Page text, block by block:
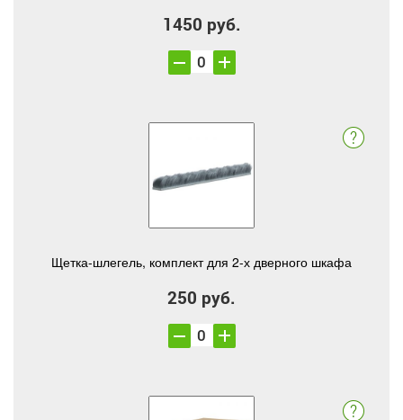
1450 руб.
Щетка-шлегель, комплект для 2-х дверного шкафа
250 руб.